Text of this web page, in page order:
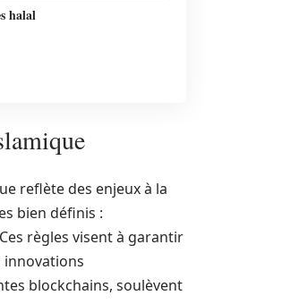
halal
reflète des enjeux à la
bien définis :
règles visent à garantir
innovations
blockchains, soulèvent